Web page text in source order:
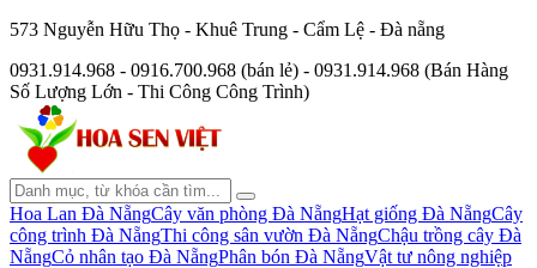
573 Nguyễn Hữu Thọ - Khuê Trung - Cẩm Lệ - Đà nẵng
0931.914.968 - 0916.700.968 (bán lẻ) - 0931.914.968 (Bán Hàng
Số Lượng Lớn - Thi Công Công Trình)
Hoa Lan Đà NẵngCây văn phòng Đà NẵngHạt giống Đà NẵngCây
công trình Đà NẵngThi công sân vườn Đà NẵngChậu trồng cây Đà
NẵngCỏ nhân tạo Đà NẵngPhân bón Đà NẵngVật tư nông nghiệp